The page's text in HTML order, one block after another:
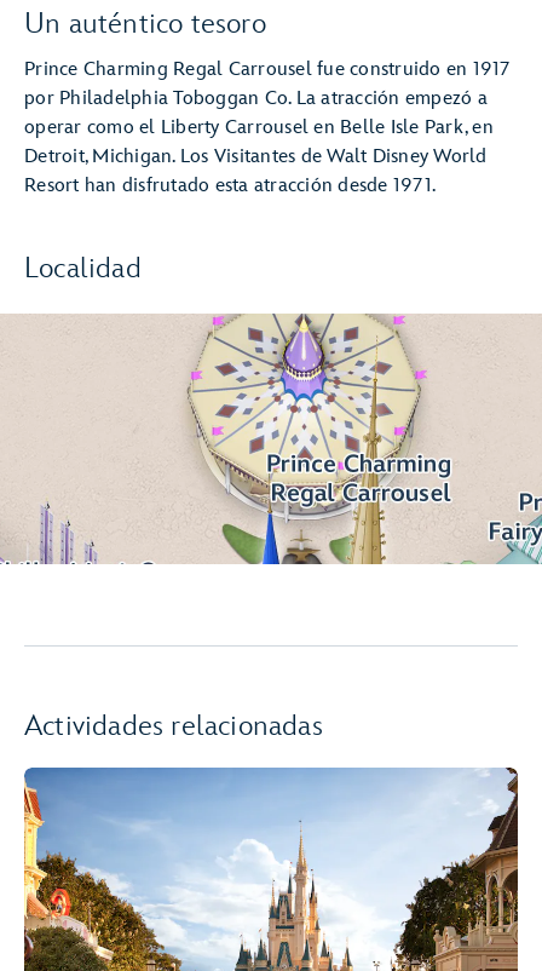
Un auténtico tesoro
Prince Charming Regal Carrousel fue construido en 1917
por Philadelphia Toboggan Co. La atracción empezó a
operar como el Liberty Carrousel en Belle Isle Park, en
Detroit, Michigan. Los Visitantes de Walt Disney World
Resort han disfrutado esta atracción desde 1971.
Localidad
Actividades relacionadas